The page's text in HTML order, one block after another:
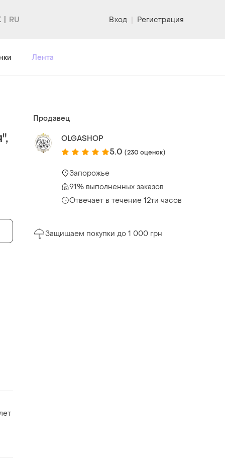
Вход | Регистрация
Лента
Продавец
OLGASHOP
5.0 (230 оценок)
Запорожье
91% выполненных заказов
Отвечает в течение 12ти часов
Защищаем покупки до 1 000 грн